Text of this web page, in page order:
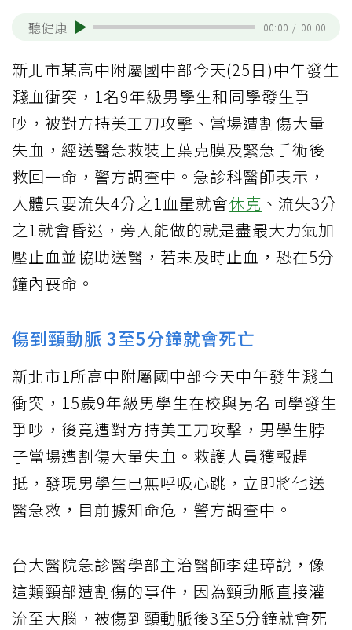
聽健康 00:00 / 00:00
新北市某高中附屬國中部今天(25日)中午發生
濺血衝突，1名9年級男學生和同學發生爭
吵，被對方持美工刀攻擊、當場遭割傷大量
失血，經送醫急救裝上葉克膜及緊急手術後
救回一命，警方調查中。急診科醫師表示，
人體只要流失4分之1血量就會休克 、流失3分
之1就會昏迷，旁人能做的就是盡最大力氣加
壓止血並協助送醫，若未及時止血，恐在5分
鐘內喪命。
傷到頸動脈 3至5分鐘就會死亡
新北市1所高中附屬國中部今天中午發生濺血
衝突，15歲9年級男學生在校與另名同學發生
爭吵，後竟遭對方持美工刀攻擊，男學生脖
子當場遭割傷大量失血。救護人員獲報趕
抵，發現男學生已無呼吸心跳，立即將他送
醫急救，目前據知命危，警方調查中。
台大醫院急診醫學部主治醫師李建璋說，像
這類頸部遭割傷的事件，因為頸動脈直接灌
流至大腦，被傷到頸動脈後3至5分鐘就會死